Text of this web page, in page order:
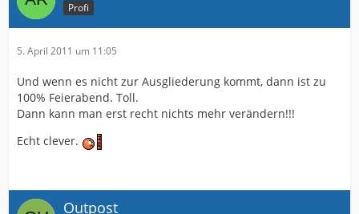
Profi
5. April 2011 um 11:05
Und wenn es nicht zur Ausgliederung kommt, dann ist zu
100% Feierabend. Toll.
Dann kann man erst recht nichts mehr verändern!!!
Echt clever.
Outpost